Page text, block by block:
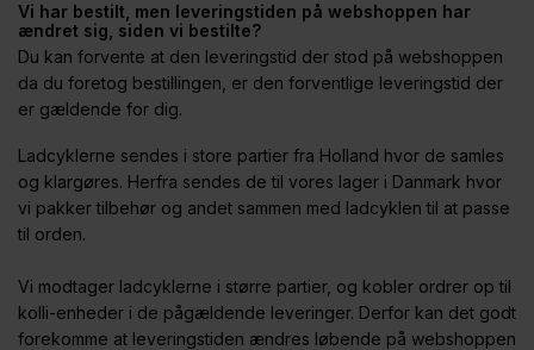
Vi har bestilt, men leveringstiden på webshoppen har
ændret sig, siden vi bestilte?
Du kan forvente at den leveringstid der stod på webshoppen
da du foretog bestillingen, er den forventlige leveringstid der
er gældende for dig.
Ladcyklerne sendes i store partier fra Holland hvor de samles
og klargøres. Herfra sendes de til vores lager i Danmark hvor
vi pakker tilbehør og andet sammen med ladcyklen til at passe
til orden.
Vi modtager ladcyklerne i større partier, og kobler ordrer op til
kolli-enheder i de pågældende leveringer. Derfor kan det godt
forekomme at leveringstiden ændres løbende på webshoppen